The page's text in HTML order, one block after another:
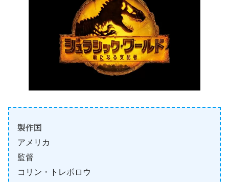
製作国
アメリカ
監督
コリン・トレボロウ